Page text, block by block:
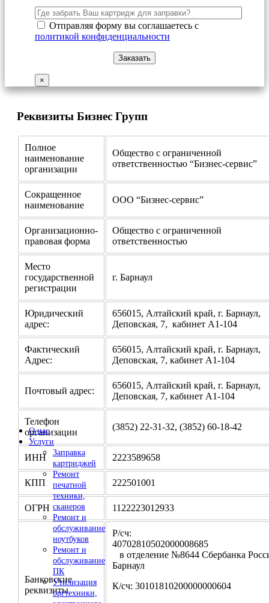
О нас
Услуги
Заправка
картриджей
Ремонт
печатной
техники,
сканеров
Ремонт и
обслуживание
ноутбуков
Ремонт и
обслуживание
ПК
Утилизация
оргтехники,
Отправляя форму вы соглашаетесь с
политикой конфиденциальности
×
Реквизиты Бизнес Групп
Полное
наименование
организации
Общество с ограниченной
ответственностью “Бизнес-сервис”
Сокращенное
наименование
ООО “Бизнес-сервис”
Организационно-
правовая форма
Общество с ограниченной
ответственностью
Место
государственной
регистрации
г. Барнаул
Юридический
адрес:
656015, Алтайский край, г. Барнаул,
Деповская, 7, кабинет А1-104
Фактический
Адрес:
656015, Алтайский край, г. Барнаул,
Деповская, 7, кабинет А1-104
Почтовый адрес:
656015, Алтайский край, г. Барнаул,
Деповская, 7, кабинет А1-104
Телефон
организации
(3852) 22-31-32, (3852) 60-18-42
ИНН 2223589658
КПП 222501001
ОГРН 1122223012933
Банковские
реквизиты
Р/сч:
в отделение №8644 Сбербанка
Барнаул
К/сч: 30101810200000000604